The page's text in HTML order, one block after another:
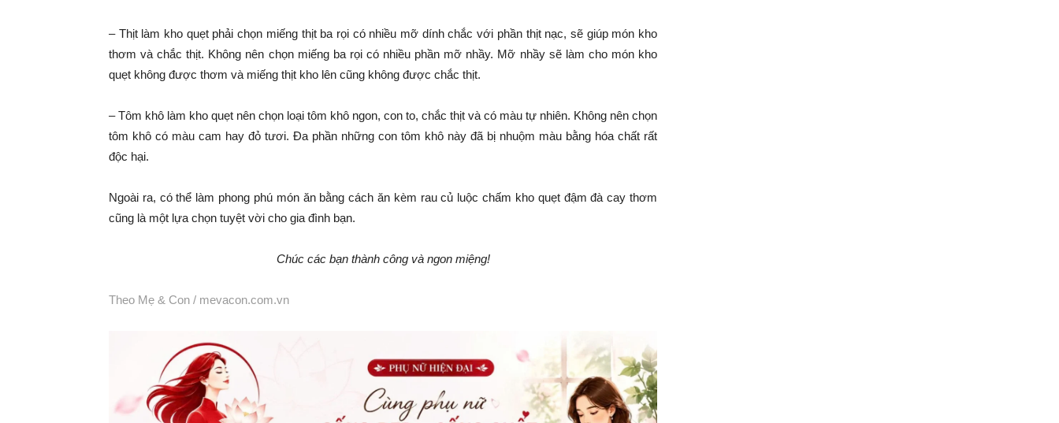
– Thịt làm kho quẹt phải chọn miếng thịt ba rọi có nhiều mỡ dính chắc với phần thịt nạc, sẽ giúp món kho
thơm và chắc thịt. Không nên chọn miếng ba rọi có nhiều phần mỡ nhầy. Mỡ nhầy sẽ làm cho món kho
quẹt không được thơm và miếng thịt kho lên cũng không được chắc thịt.
– Tôm khô làm kho quẹt nên chọn loại tôm khô ngon, con to, chắc thịt và có màu tự nhiên. Không nên chọn
tôm khô có màu cam hay đỏ tươi. Đa phần những con tôm khô này đã bị nhuộm màu bằng hóa chất rất
độc hại.
Ngoài ra, có thể làm phong phú món ăn bằng cách ăn kèm rau củ luộc chấm kho quẹt đậm đà cay thơm
cũng là một lựa chọn tuyệt vời cho gia đình bạn.
Chúc các bạn thành công và ngon miệng!
Theo Mẹ & Con / mevacon.com.vn